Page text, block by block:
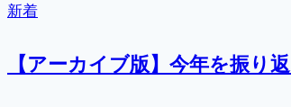
新着
【アーカイブ版】今年を振り